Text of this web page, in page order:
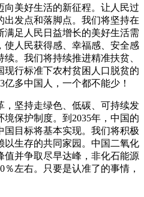
美好生活的新征程。让人民过
出发点和落脚点。我们将坚持在
满足人民日益增长的美好生活需
使人民获得感、幸福感、安全感
。我们将持续推进精准扶贫、
现行标准下农村贫困人口脱贫的
多中国人，一个都不能少！
，坚持走绿色、低碳、可持续发
保护制度。到2035年，中国的
目标将基本实现。我们将积极
以生存的共同家园。中国二氧化
值并争取尽早达峰，非化石能源
左右。只要是认准了的事情，